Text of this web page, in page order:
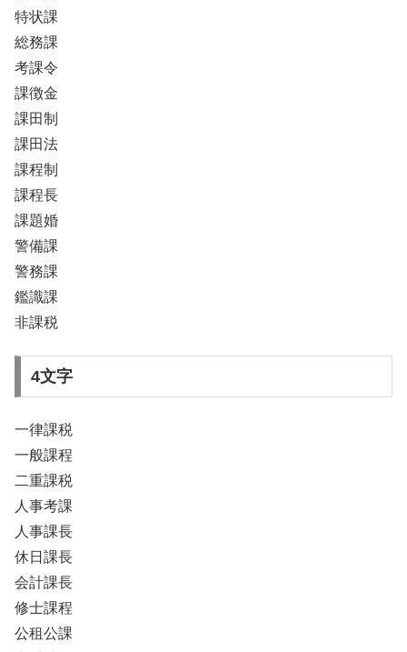
特状課
総務課
考課令
課徴金
課田制
課田法
課程制
課程長
課題婚
警備課
警務課
鑑識課
非課税
4文字
一律課税
一般課程
二重課税
人事考課
人事課長
休日課長
会計課長
修士課程
公租公課